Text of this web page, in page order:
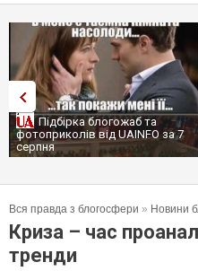
Підбірка блогожаб та
фотоприколів від UAINFO за 7
серпня
Вся правда з блогосфери » Новини
Криза – час
тренди